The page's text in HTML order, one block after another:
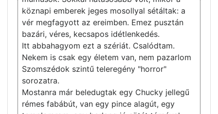
köznapi emberek jeges mosollyal sétáltak: a
vér megfagyott az ereimben. Emez pusztán
bazári, véres, kecsapos idétlenkedés.
Itt abbahagyom ezt a szériát. Csalódtam.
Nekem is csak egy életem van, nem pazarlom
Szomszédok szintű teleregény "horror"
sorozatra.
Mostanra már beledugtak egy Chucky jellegű
rémes fabábút, van egy pince alagút, egy